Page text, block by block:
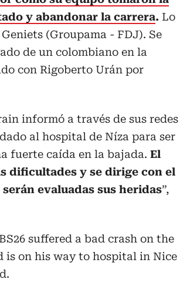
y abandonar la carrera. Lo
(Groupama - FDJ). Se
de un colombiano en la
con Rigoberto Urán por
informó a través de sus redes
al hospital de Níza para ser
fuerte caída en la bajada. El
dificultades y se dirige con el
evaluadas sus heridas”,
suffered a bad crash on the
is on his way to hospital in Nice